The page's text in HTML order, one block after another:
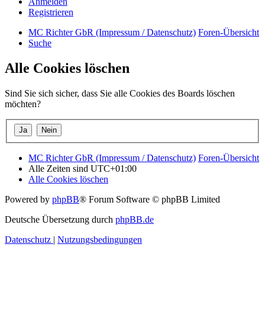
Registrieren
MC Richter GbR (Impressum / Datenschutz) Foren-Übersicht
Suche
Alle Cookies löschen
Sind Sie sich sicher, dass Sie alle Cookies des Boards löschen
möchten?
MC Richter GbR (Impressum / Datenschutz) Foren-Übersicht
Alle Zeiten sind UTC+01:00
Alle Cookies löschen
Powered by phpBB® Forum Software © phpBB Limited
Deutsche Übersetzung durch phpBB.de
Datenschutz | Nutzungsbedingungen